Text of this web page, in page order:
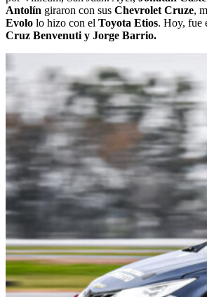
Antolín giraron con sus Chevrolet Cruze,
Evolo lo hizo con el Toyota Etios. Hoy, fue
Cruz Benvenuti y Jorge Barrio.